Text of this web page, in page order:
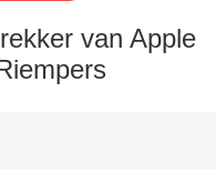
van Apple